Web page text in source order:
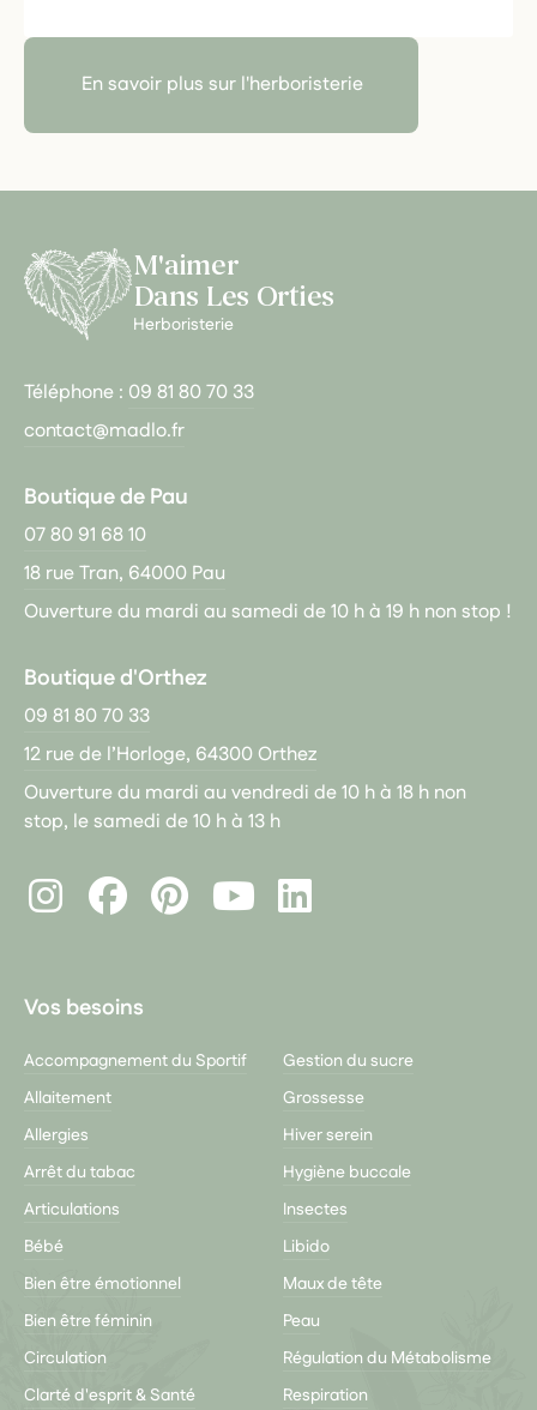
En savoir plus sur l'herboristerie
M'aimer
Dans Les Orties
Herboristerie
Téléphone : 09 81 80 70 33
contact@madlo.fr
Boutique de Pau
07 80 91 68 10
18 rue Tran, 64000 Pau
Ouverture du mardi au samedi de 10 h à 19 h non stop !
Boutique d'Orthez
09 81 80 70 33
12 rue de l’Horloge, 64300 Orthez
Ouverture du mardi au vendredi de 10 h à 18 h non
stop, le samedi de 10 h à 13 h
InstagramFacebookPinterest
LinkedIn
Vos besoins
Accompagnement du Sportif
Allaitement
Allergies
Arrêt du tabac
Articulations
Bébé
Bien être émotionnel
Bien être féminin
Circulation
Clarté d'esprit & Santé
Gestion du sucre
Grossesse
Hiver serein
Hygiène buccale
Insectes
Libido
Maux de tête
Peau
Régulation du Métabolisme
Respiration